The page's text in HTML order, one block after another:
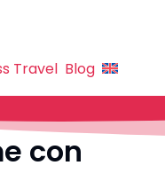
Travel Blog
con